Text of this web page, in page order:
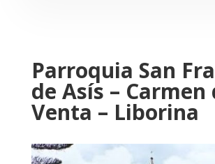
Parroquia San
de Asís – Carmen
Venta – Liborina